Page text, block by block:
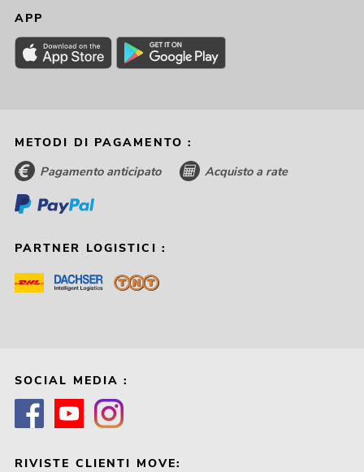
APP
METODI DI PAGAMENTO :
Pagamento anticipato Acquisto a rate
PARTNER LOGISTICI :
SOCIAL MEDIA :
RIVISTE CLIENTI MOVE: